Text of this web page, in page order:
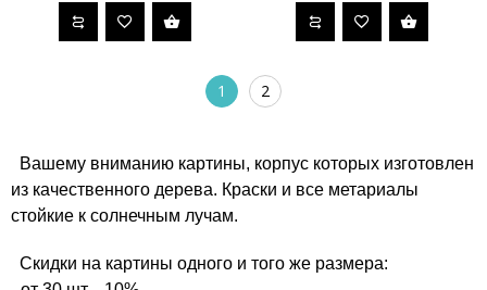
1 2
Вашему вниманию картины, корпус которых изготовлен
из качественного дерева. Краски и все метариалы
стойкие к солнечным лучам.
Скидки на картины одного и того же размера: